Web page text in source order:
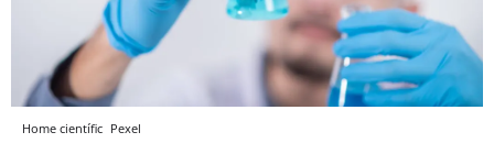
Home científic Pexel